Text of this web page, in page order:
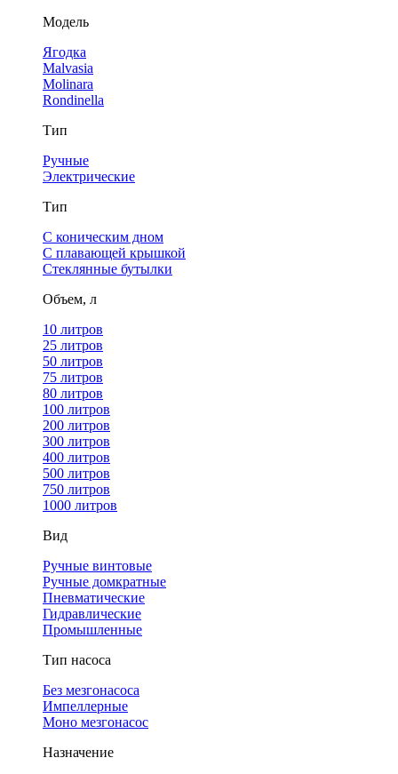
Модель
Ягодка
Malvasia
Molinara
Rondinella
Тип
Ручные
Электрические
Тип
С коническим дном
С плавающей крышкой
Стеклянные бутылки
Объем, л
10 литров
25 литров
50 литров
75 литров
80 литров
100 литров
200 литров
300 литров
400 литров
500 литров
750 литров
1000 литров
Вид
Ручные винтовые
Ручные домкратные
Пневматические
Гидравлические
Промышленные
Тип насоса
Без мезгонасоса
Импеллерные
Моно мезгонасос
Назначение